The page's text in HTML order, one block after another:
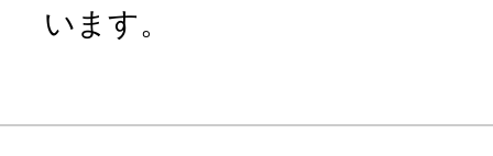
います。